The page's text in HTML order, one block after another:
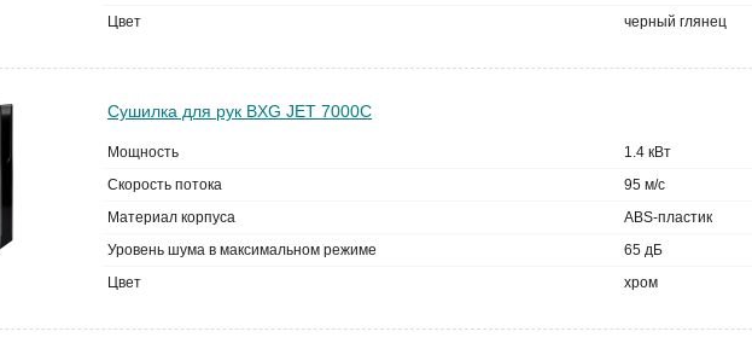
Цвет
черный глянец
Сушилка для рук BXG JET 7000С
Мощность
1.4 кВт
Скорость потока
95 м/с
Материал корпуса
ABS-пластик
Уровень шума в максимальном режиме
65 дБ
Цвет
хром